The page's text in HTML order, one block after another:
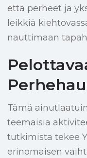
että perheet ja
leikkiä
nauttimaan
Tämä
teemaisia
tutkimista tekee
erinomaisen